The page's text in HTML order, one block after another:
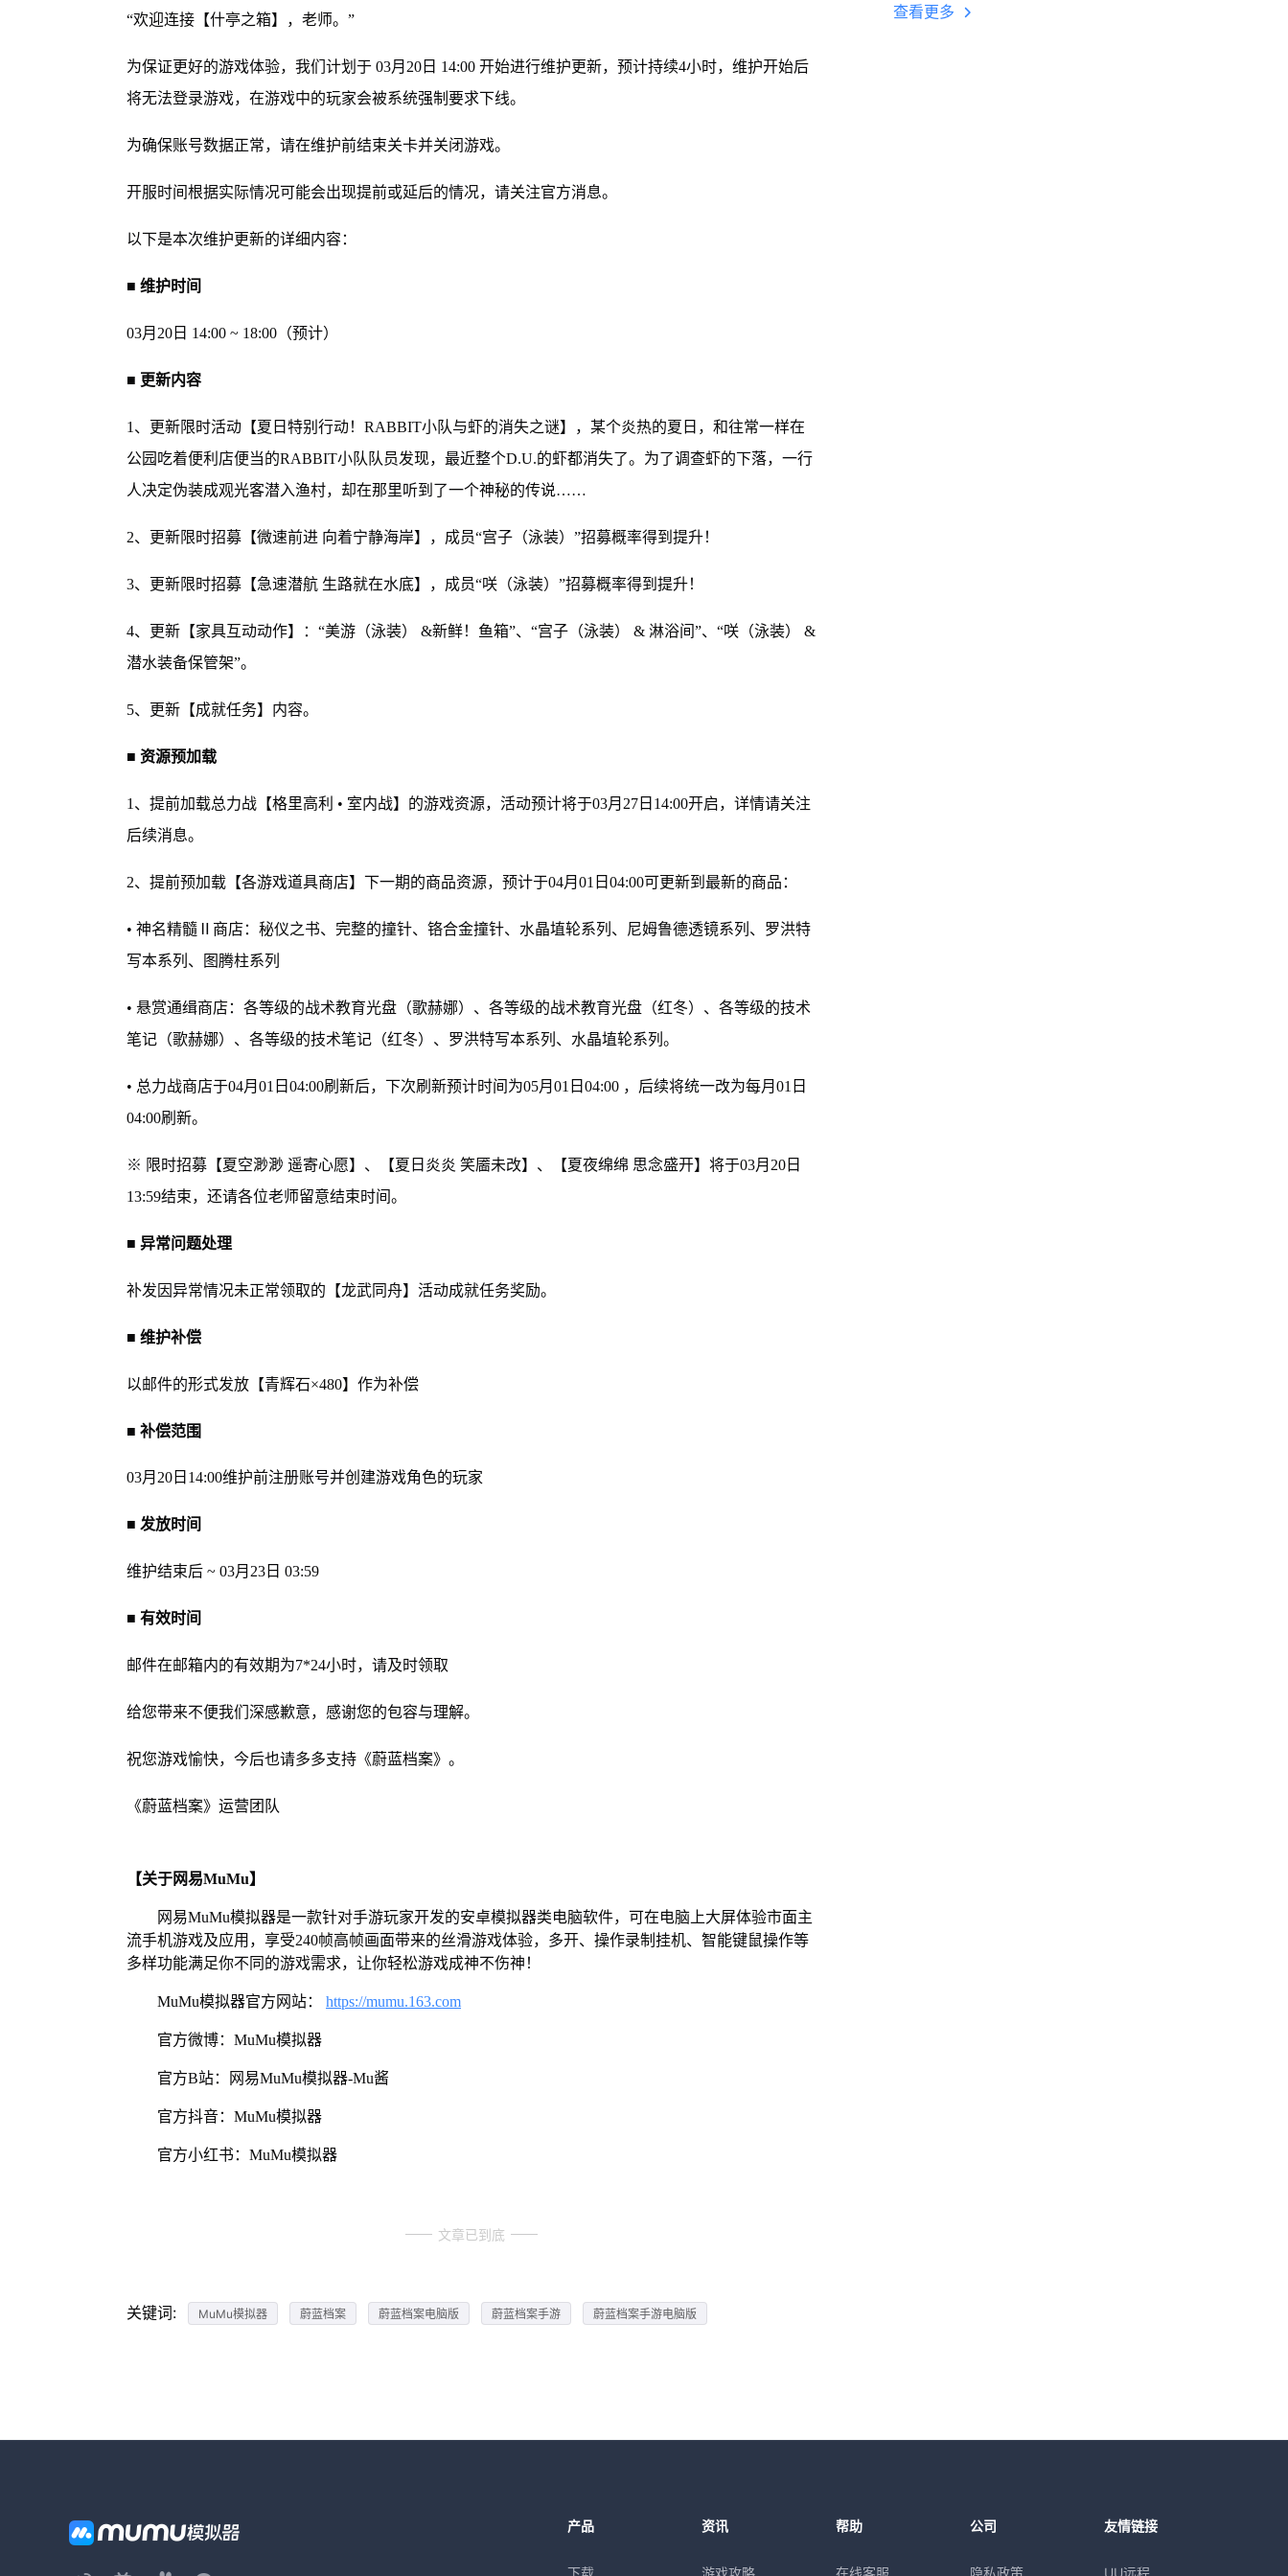
“欢迎连接【什亭之箱】，老师。”
为保证更好的游戏体验，我们计划于 03月20日 14:00 开始进行维护更新，预计持续4小时，维护开始后
将无法登录游戏，在游戏中的玩家会被系统强制要求下线。
为确保账号数据正常，请在维护前结束关卡并关闭游戏。
开服时间根据实际情况可能会出现提前或延后的情况，请关注官方消息。
以下是本次维护更新的详细内容：
■ 维护时间
03月20日 14:00 ~ 18:00（预计）
■ 更新内容
1、更新限时活动【夏日特别行动！RABBIT小队与虾的消失之谜】，某个炎热的夏日，和往常一样在
公园吃着便利店便当的RABBIT小队队员发现，最近整个D.U.的虾都消失了。为了调查虾的下落，一行
人决定伪装成观光客潜入渔村，却在那里听到了一个神秘的传说……
2、更新限时招募【微速前进 向着宁静海岸】，成员“宫子（泳装）”招募概率得到提升！
3、更新限时招募【急速潜航 生路就在水底】，成员“咲（泳装）”招募概率得到提升！
4、更新【家具互动动作】：“美游（泳装） &新鲜！鱼箱”、“宫子（泳装） & 淋浴间”、“咲（泳装） &
潜水装备保管架”。
5、更新【成就任务】内容。
■ 资源预加载
1、提前加载总力战【格里高利 • 室内战】的游戏资源，活动预计将于03月27日14:00开启，详情请关注
后续消息。
2、提前预加载【各游戏道具商店】下一期的商品资源，预计于04月01日04:00可更新到最新的商品：
• 神名精髓Ⅱ商店：秘仪之书、完整的撞针、铬合金撞针、水晶埴轮系列、尼姆鲁德透镜系列、罗洪特
写本系列、图腾柱系列
• 悬赏通缉商店：各等级的战术教育光盘（歌赫娜）、各等级的战术教育光盘（红冬）、各等级的技术
笔记（歌赫娜）、各等级的技术笔记（红冬）、罗洪特写本系列、水晶埴轮系列。
• 总力战商店于04月01日04:00刷新后，下次刷新预计时间为05月01日04:00 ，后续将统一改为每月01日
04:00刷新。
※ 限时招募【夏空渺渺 遥寄心愿】、【夏日炎炎 笑靥未改】、【夏夜绵绵 思念盛开】将于03月20日
13:59结束，还请各位老师留意结束时间。
■ 异常问题处理
补发因异常情况未正常领取的【龙武同舟】活动成就任务奖励。
■ 维护补偿
以邮件的形式发放【青辉石×480】作为补偿
■ 补偿范围
03月20日14:00维护前注册账号并创建游戏角色的玩家
■ 发放时间
维护结束后 ~ 03月23日 03:59
■ 有效时间
邮件在邮箱内的有效期为7*24小时，请及时领取
给您带来不便我们深感歉意，感谢您的包容与理解。
祝您游戏愉快，今后也请多多支持《蔚蓝档案》。
《蔚蓝档案》运营团队
【关于网易MuMu】
网易MuMu模拟器是一款针对手游玩家开发的安卓模拟器类电脑软件，可在电脑上大屏体验市面主
流手机游戏及应用，享受240帧高帧画面带来的丝滑游戏体验，多开、操作录制挂机、智能键鼠操作等
多样功能满足你不同的游戏需求，让你轻松游戏成神不伤神！
MuMu模拟器官方网站： https://mumu.163.com
官方微博：MuMu模拟器
官方B站：网易MuMu模拟器-Mu酱
官方抖音：MuMu模拟器
官方小红书：MuMu模拟器
文章已到底
关键词: MuMu模拟器 蔚蓝档案 蔚蓝档案电脑版 蔚蓝档案手游 蔚蓝档案手游电脑版
查看更多
产品 资讯 帮助 公司 友情链接